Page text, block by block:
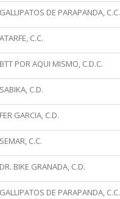
GALLIPATOS DE PARAPANDA, C.C.
ATARFE, C.C.
BTT POR AQUI MISMO, C.D.C.
SABIKA, C.D.
FER GARCIA, C.D.
SEMAR, C.C.
DR. BIKE GRANADA, C.D.
GALLIPATOS DE PARAPANDA, C.C.